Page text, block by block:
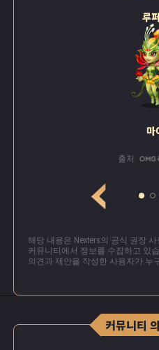
루
마
출처:
해당 내용은 Nexters의 공식 권장
커뮤니티에서 정보를 수집하고 있
의견과 제안을 작성한 사용자가 누
커뮤니티